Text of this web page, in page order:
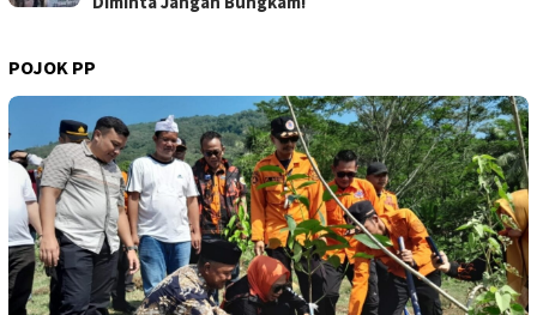
POJOK PP